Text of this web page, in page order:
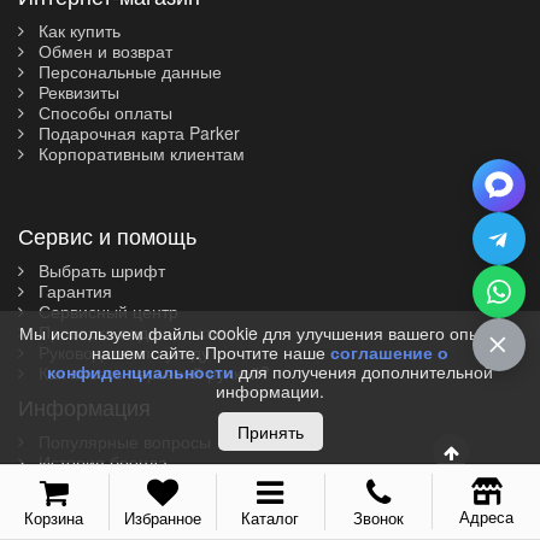
Как купить
Обмен и возврат
Персональные данные
Реквизиты
Способы оплаты
Подарочная карта Parker
Корпоративным клиентам
Сервис и помощь
Выбрать шрифт
Гарантия
Сервисный центр
Проверка подлинности
Руководство по уходу
Как писать перьевой ручкой?
История бренда
Скачать каталог
Сертификаты
Все коллекции
Vector (от 3'156 р.)
Корзина Избранное Каталог Звонок Адреса
Мы используем файлы cookie для улучшения вашего опыта на
нашем сайте. Прочтите наше соглашение о
конфиденциальности для получения дополнительной
информации.
Принять